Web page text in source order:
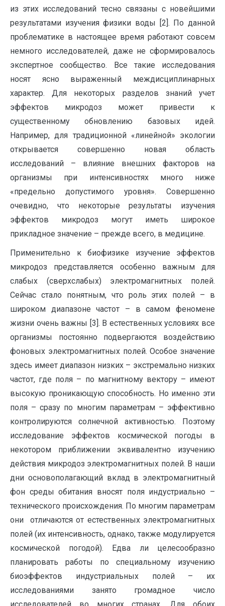
из этих исследований тесно связаны с новейшими
результатами изучения физики воды [2]. По данной
проблематике в настоящее время работают совсем
немного исследователей, даже не сформировалось
экспертное сообщество. Все такие исследования
носят ясно выраженный междисциплинарных
характер. Для некоторых разделов знаний учет
эффектов микродоз может привести к
существенному обновлению базовых идей.
Например, для традиционной «линейной» экологии
открывается совершенно новая область
исследований – влияние внешних факторов на
организмы при интенсивностях много ниже
«предельно допустимого уровня». Совершенно
очевидно, что некоторые результаты изучения
эффектов микродоз могут иметь широкое
прикладное значение – прежде всего, в медицине.
Применительно к биофизике изучение эффектов
микродоз представляется особенно важным для
слабых (сверхслабых) электромагнитных полей.
Сейчас стало понятным, что роль этих полей – в
широком диапазоне частот – в самом феномене
жизни очень важны [3]. В естественных условиях все
организмы постоянно подвергаются воздействию
фоновых электромагнитных полей. Особое значение
здесь имеет диапазон низких – экстремально низких
частот, где поля – по магнитному вектору – имеют
высокую проникающую способность. Но именно эти
поля – сразу по многим параметрам – эффективно
контролируются солнечной активностью. Поэтому
исследование эффектов космической погоды в
некотором приближении эквивалентно изучению
действия микродоз электромагнитных полей. В наши
дни основополагающий вклад в электромагнитный
фон среды обитания вносят поля индустриально –
технического происхождения. По многим параметрам
они отличаются от естественных электромагнитных
полей (их интенсивность, однако, также модулируется
космической погодой). Едва ли целесообразно
планировать работы по специальному изучению
биоэффектов индустриальных полей – их
исследованиями занято громадное число
исследователей во многих странах. Для обоих